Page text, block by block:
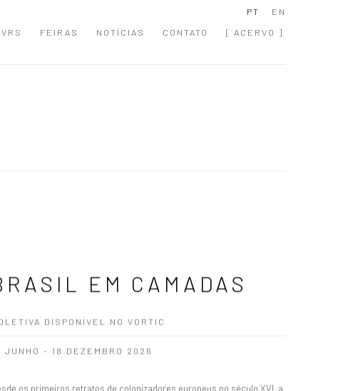
FEIRAS NOTÍCIAS CONTATO [ ACERVO ]
PT EN
EM CAMADAS
DISPONÍVEL NO VORTIC
JUNHO - 18 DEZEMBRO 2026
os primeiros retratos de colonizadores europeus no século XVI, a